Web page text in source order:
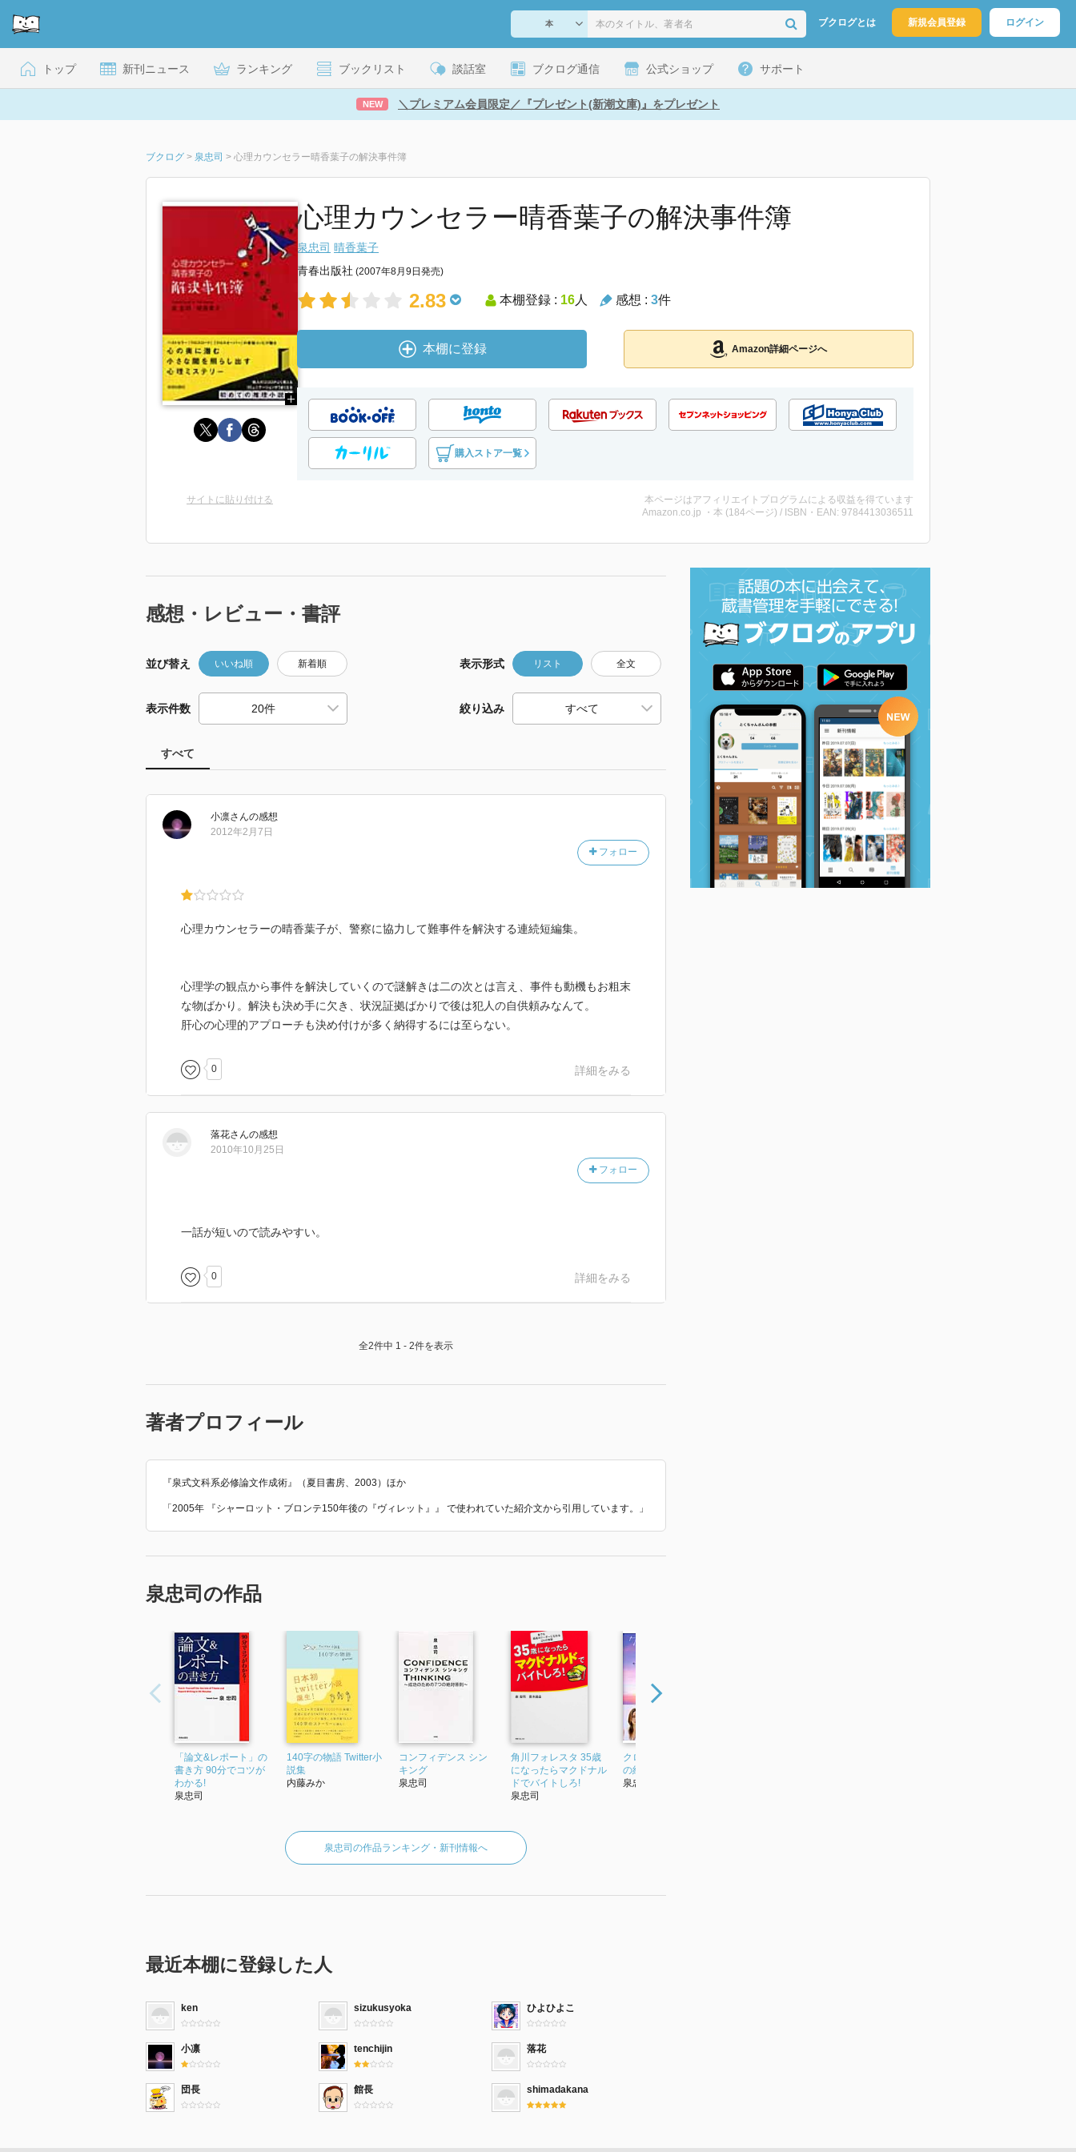
ブクログとは 新規会員登録 ログイン
トップ 新刊ニュース ランキング ブックリスト 談話室 ブクログ通信 公式ショップ サポート
NEW ＼プレミアム会員限定／『プレゼント(新潮文庫)』をプレゼント
ブクログ > 泉忠司 > 心理カウンセラー晴香葉子の解決事件簿
心理カウンセラー晴香葉子の解決事件簿
泉忠司 晴香葉子
青春出版社 (2007年8月9日発売)
2.83 本棚登録 : 16人 感想 : 3件
本棚に登録 Amazon詳細ページへ
購入ストア一覧
サイトに貼り付ける
本ページはアフィリエイトプログラムによる収益を得ています
Amazon.co.jp ・本 (184ページ) / ISBN・EAN: 9784413036511
感想・レビュー・書評
並び替え いいね順 新着順 表示形式 リスト 全文
表示件数 絞り込み
すべて
小凛さんの感想
フォロー
2012年2月7日
心理カウンセラーの晴香葉子が、警察に協力して難事件を解決する連続短編集。
心理学の観点から事件を解決していくので謎解きは二の次とは言え、事件も動機もお粗末
な物ばかり。解決も決め手に欠き、状況証拠ばかりで後は犯人の自供頼みなんて。
肝心の心理的アプローチも決め付けが多く納得するには至らない。
0 詳細をみる
落花さんの感想
フォロー
2010年10月25日
一話が短いので読みやすい。
0 詳細をみる
全2件中 1 - 2件を表示
著者プロフィール
『泉式文科系必修論文作成術』（夏目書房、2003）ほか
「2005年 『シャーロット・ブロンテ150年後の『ヴィレット』』 で使われていた紹介文から引用しています。」
泉忠司の作品
「論文&レポート」の
書き方 90分でコツが
わかる!
泉忠司
140字の物語 Twitter小
説集
内藤みか
コンフィデンス シン
キング
泉忠司
角川フォレスタ 35歳
になったらマクドナル
ドでバイトしろ!
泉忠司
クロスロード あの日
の約束
泉忠司
泉忠司の作品ランキング・新刊情報へ
最近本棚に登録した人
ken sizukusyoka ひよひよこ
小凛 tenchijin 落花
団長 館長 shimadakana